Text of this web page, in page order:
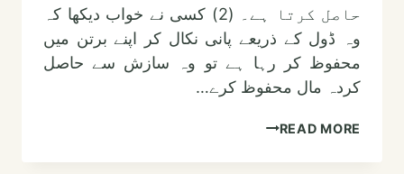
حاصل کرتا ہے۔ (2) کسی نے خواب دیکھا کہ
وہ ڈول کے ذریعے پانی نکال کر اپنے برتن میں
محفوظ کر رہا ہے تو وہ سازش سے حاصل
کردہ مال محفوظ کرے…
READ MOREخواب